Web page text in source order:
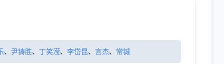
、 尹铸胜、 丁笑滢、 李岱昆、 言杰、 常铖